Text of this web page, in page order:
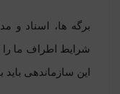
برگه ها، اسناد و
شرایط اطراف ما را
این سازماندهی